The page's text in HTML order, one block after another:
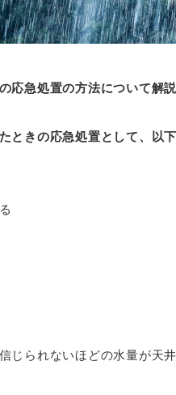
応急処置の方法について解説
ときの応急処置として、以
じられないほどの水量が天